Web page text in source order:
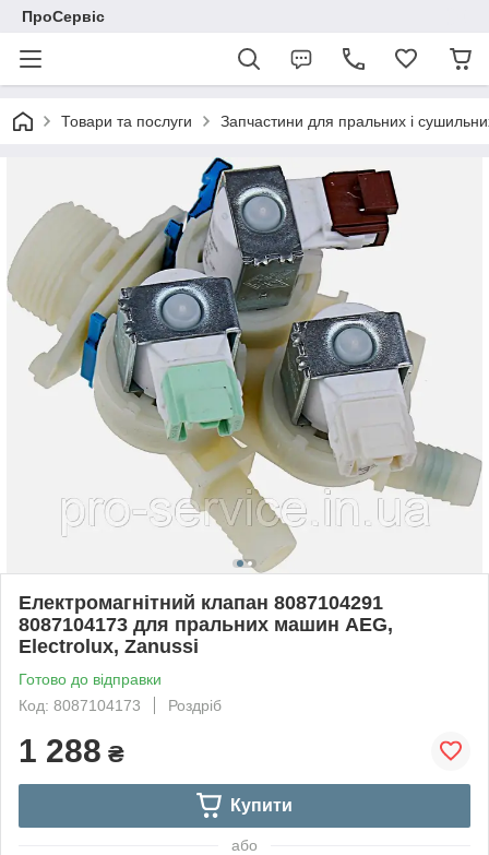
ПроСервіс
Товари та послуги Запчастини для пральних і
Електромагнітний клапан 8087104291
8087104173 для пральних машин AEG,
Electrolux, Zanussi
Готово до відправки
Код: 8087104173
Роздріб
1 288 ₴
Купити
або